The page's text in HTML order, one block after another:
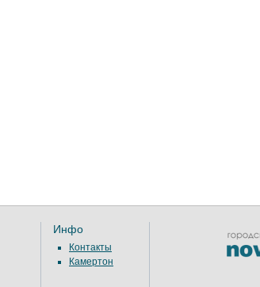
Инфо
Контакты
Камертон